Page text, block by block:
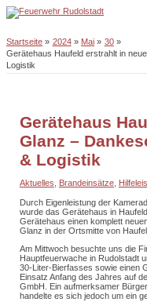
Zum
Inhalt
Startseite
2024 Mai
30
Gerätehaus Haufeld erstrahlt in
Logistik
Gerätehaus
Glanz –
& Logistik
Aktuelles Brandeinsätze,
Durch Eigenleistung der
wurde das Gerätehaus in
Gerätehaus einen komplett
Glanz in der Ortsmitte von
Am Mittwoch besuchte uns die
Hauptfeuerwache in Rudolstadt
30-Liter-Bierfasses sowie einen
Einsatz Anfang des Jahres auf
GmbH. Ein aufmerksamer
handelte es sich jedoch um ein